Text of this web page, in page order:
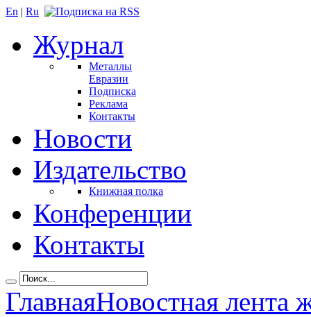
En | Ru
Журнал
Металлы
Евразии
Подписка
Реклама
Контакты
Новости
Издательство
Книжная полка
Конференции
Контакты
ГлавнаяНовостная лента